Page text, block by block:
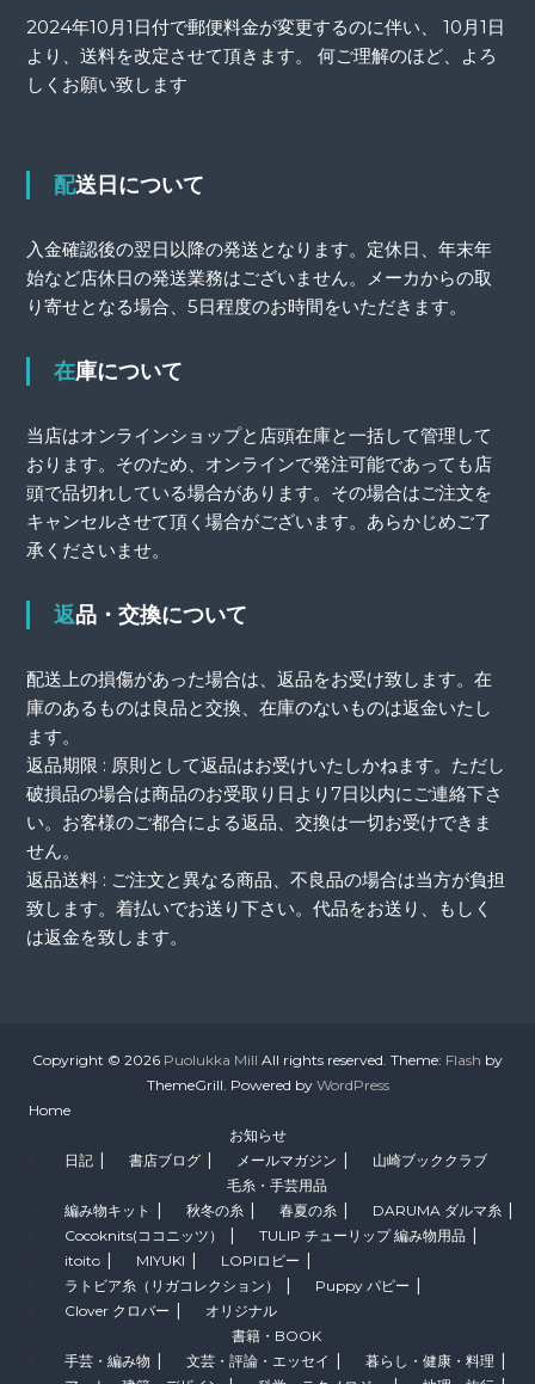
2024年10月1日付で郵便料金が変更するのに伴い、 10月1日
より、送料を改定させて頂きます。 何ご理解のほど、よろ
しくお願い致します
配送日について
入金確認後の翌日以降の発送となります。定休日、年末年
始など店休日の発送業務はございません。メーカからの取
り寄せとなる場合、5日程度のお時間をいただきます。
在庫について
当店はオンラインショップと店頭在庫と一括して管理して
おります。そのため、オンラインで発注可能であっても店
頭で品切れしている場合があります。その場合はご注文を
キャンセルさせて頂く場合がございます。あらかじめご了
承くださいませ。
返品・交換について
配送上の損傷があった場合は、返品をお受け致します。在
庫のあるものは良品と交換、在庫のないものは返金いたし
ます。
返品期限 : 原則として返品はお受けいたしかねます。ただし
破損品の場合は商品のお受取り日より7日以内にご連絡下さ
い。お客様のご都合による返品、交換は一切お受けできま
せん。
返品送料 : ご注文と異なる商品、不良品の場合は当方が負担
致します。着払いでお送り下さい。代品をお送り、もしく
は返金を致します。
Copyright © 2026 Puolukka Mill All rights reserved. Theme: Flash by
ThemeGrill. Powered by WordPress
Home
お知らせ
日記
書店ブログ メールマガジン
山崎ブッククラブ
毛糸・手芸用品
編み物キット
秋冬の糸 春夏の糸
DARUMA ダルマ糸
Cocoknits(ココニッツ）
TULIP チューリップ 編み物用品
itoito
MIYUKI
LOPIロピー
ラトビア糸（リガコレクション）
Puppy パピー
Clover クロバー
オリジナル
書籍・BOOK
手芸・編み物
文芸・評論・エッセイ
暮らし・健康・料理